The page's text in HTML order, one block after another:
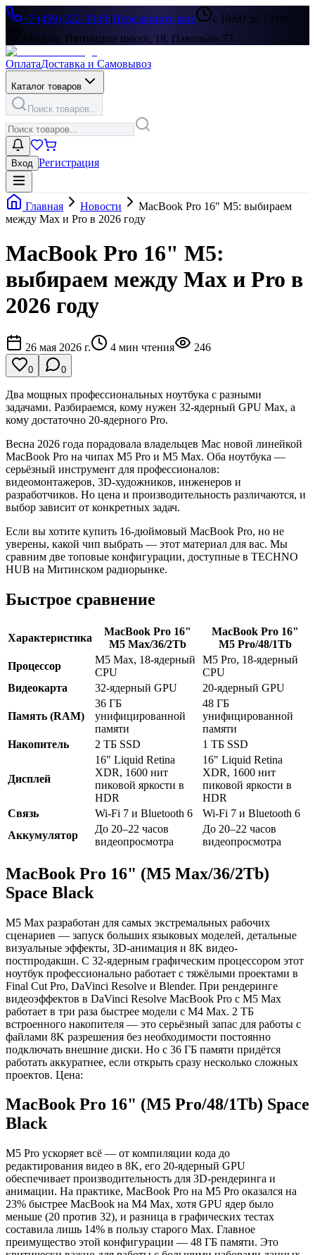
+7 (499) 322-33-86|Перезвоните мне
с 10:00 до 19:00
Москва, Пятницкое шоссе, 18, Павильон 73
ОплатаДоставка и Самовывоз
Каталог товаров
Поиск товаров...
Вход Регистрация
Главная Новости
MacBook Pro 16" M5: выбираем
между Max и Pro в 2026 году
MacBook Pro 16" M5:
выбираем между Max и Pro в
2026 году
26 мая 2026 г. 4 мин чтения 246
0 0
Два мощных профессиональных ноутбука с разными
задачами. Разбираемся, кому нужен 32-ядерный GPU Max, а
кому достаточно 20-ядерного Pro.
Весна 2026 года порадовала владельцев Mac новой линейкой
MacBook Pro на чипах M5 Pro и M5 Max. Оба ноутбука —
серьёзный инструмент для профессионалов:
видеомонтажеров, 3D-художников, инженеров и
разработчиков. Но цена и производительность различаются, и
выбор зависит от конкретных задач.
Если вы хотите купить 16-дюймовый MacBook Pro, но не
уверены, какой чип выбрать — этот материал для вас. Мы
сравним две топовые конфигурации, доступные в TECHNO
HUB на Митинском радиорынке.
Быстрое сравнение
Характеристика
MacBook Pro 16"
M5 Max/36/2Tb
MacBook Pro 16"
M5 Pro/48/1Tb
Процессор
M5 Max, 18-ядерный
CPU
M5 Pro, 18-ядерный
CPU
Видеокарта
32-ядерный GPU 20-ядерный GPU
Память (RAM)
36 ГБ
унифицированной
памяти
48 ГБ
унифицированной
памяти
Накопитель
2 ТБ SSD 1 ТБ SSD
Дисплей
16" Liquid Retina
XDR, 1600 нит
пиковой яркости в
HDR
16" Liquid Retina
XDR, 1600 нит
пиковой яркости в
HDR
Связь
Wi-Fi 7 и Bluetooth 6
Wi-Fi 7 и Bluetooth 6
Аккумулятор
До 20–22 часов
видеопросмотра
До 20–22 часов
видеопросмотра
MacBook Pro 16" (M5 Max/36/2Tb)
Space Black
M5 Max разработан для самых экстремальных рабочих
сценариев — запуск больших языковых моделей, детальные
визуальные эффекты, 3D-анимация и 8K видео-
постпродакшн. С 32-ядерным графическим процессором этот
ноутбук профессионально работает с тяжёлыми проектами в
Final Cut Pro, DaVinci Resolve и Blender. При рендеринге
видеоэффектов в DaVinci Resolve MacBook Pro с M5 Max
работает в три раза быстрее модели с M4 Max. 2 ТБ
встроенного накопителя — это серьёзный запас для работы с
файлами 8K разрешения без необходимости постоянно
подключать внешние диски. Но с 36 ГБ памяти придётся
работать аккуратнее, если открыть сразу несколько сложных
проектов. Цена:
MacBook Pro 16" (M5 Pro/48/1Tb) Space
Black
M5 Pro ускоряет всё — от компиляции кода до
редактирования видео в 8K, его 20-ядерный GPU
обеспечивает производительность для 3D-рендеринга и
анимации. На практике, MacBook Pro на M5 Pro оказался на
23% быстрее MacBook на M4 Max, хотя GPU ядер было
меньше (20 против 32), и разница в графических тестах
составила лишь 14% в пользу старого Max. Главное
преимущество этой конфигурации — 48 ГБ памяти. Это